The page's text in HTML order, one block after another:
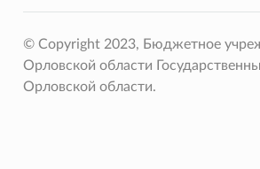
© Copyright 2023, Бюджетное
Орловской области
Орловской области.